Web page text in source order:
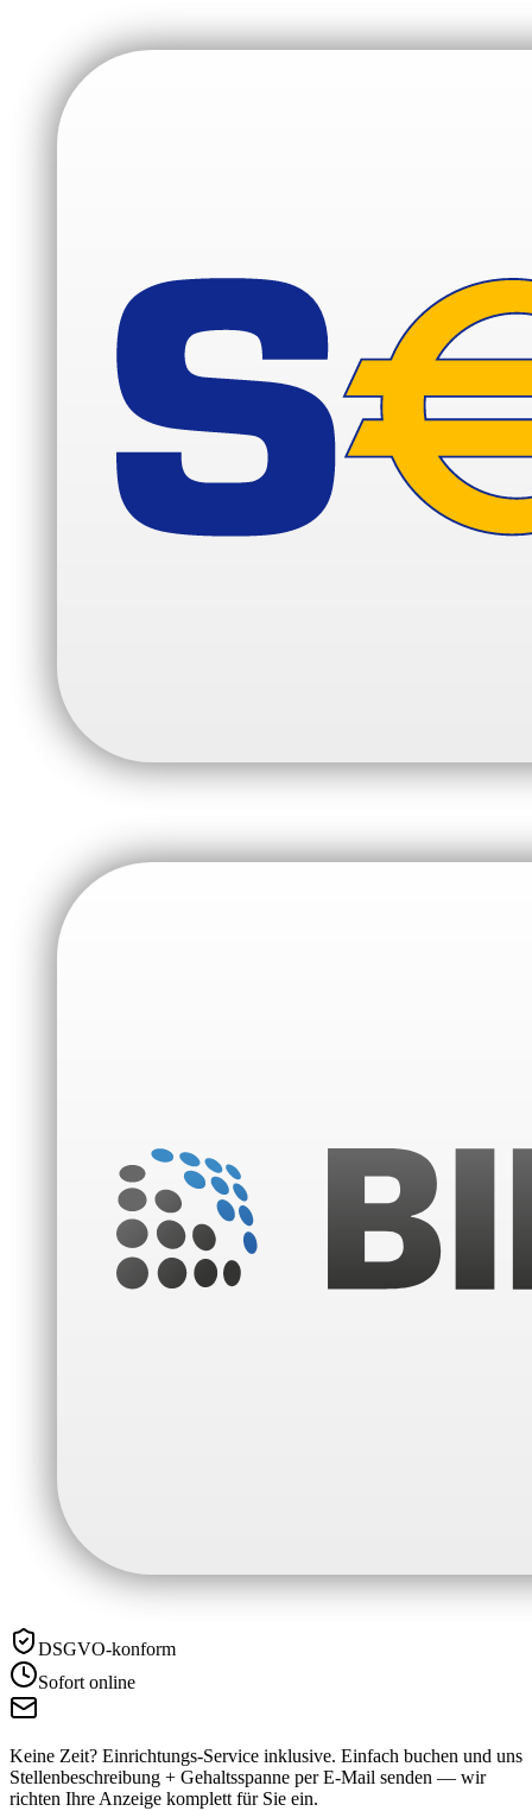
DSGVO-konform
Sofort online
Keine Zeit? Einrichtungs-Service inklusive. Einfach buchen und uns
Stellenbeschreibung + Gehaltsspanne per E-Mail senden — wir
richten Ihre Anzeige komplett für Sie ein.